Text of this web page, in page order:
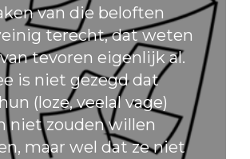
van die beloften
terecht, dat weten
tevoren eigenlijk al.
is niet gezegd dat
(loze, veelal vage)
niet zouden willen
maar wel dat ze niet